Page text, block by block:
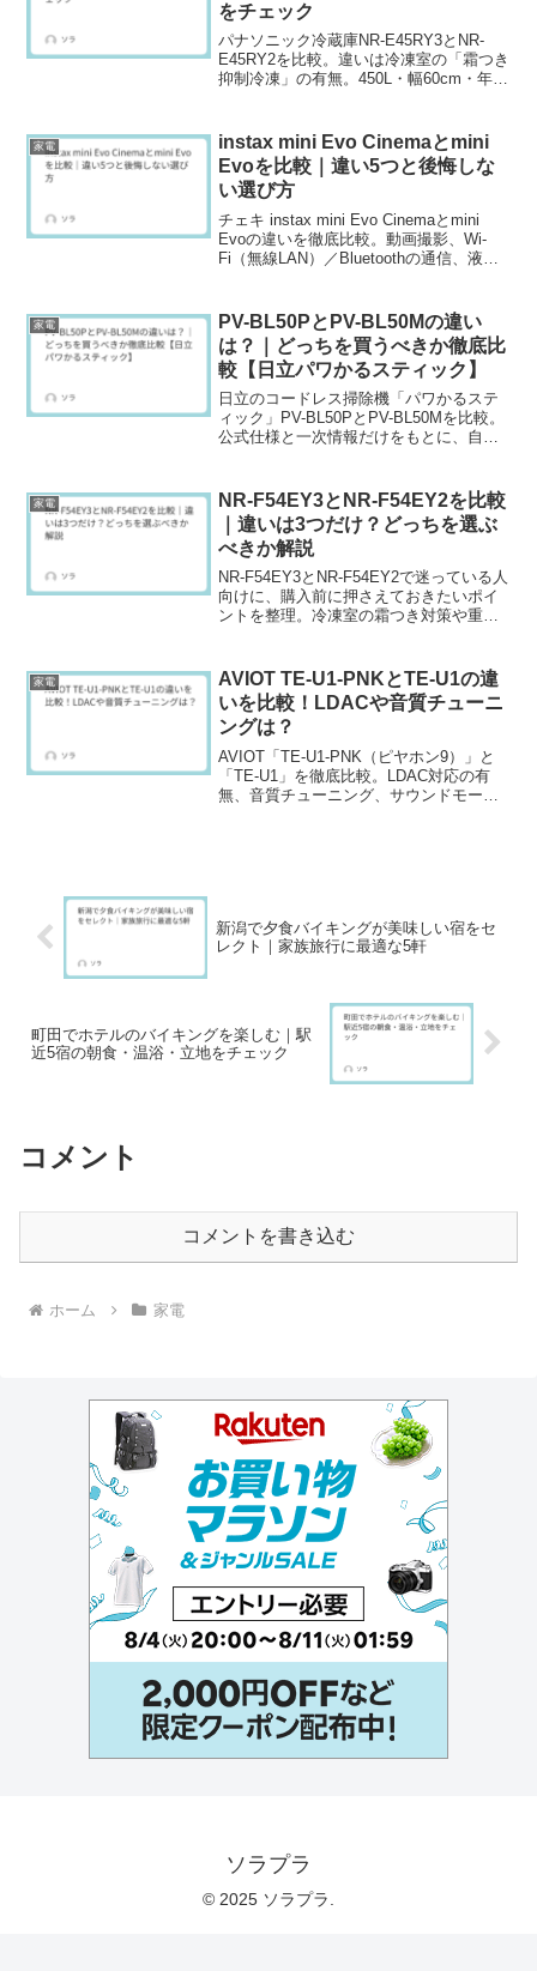
をチェック
パナソニック冷蔵庫NR-E45RY3とNR-
E45RY2を比較。違いは冷凍室の「霜つき
抑制冷凍」の有無。450L・幅60cm・年間
ター、左開き・カラーもまとめて、選び
方を解説
家電
instax mini Evo Cinemaとmini
Evoを比較｜違い5つと後悔しな
い選び方
チェキ instax mini Evo Cinemaとmini
Evoの違いを徹底比較。動画撮影、Wi-
Fi（無線LAN）／Bluetoothの通信、液晶
など用途別に、どっちがおすすめかと購
入前のチェックポイントを解説します。
家電
PV-BL50PとPV-BL50Mの違い
は？｜どっちを買うべきか徹底比
較【日立パワかるスティック】
日立のコードレス掃除機「パワかるステ
ィック」PV-BL50PとPV-BL50Mを比較。
公式仕様と一次情報だけをもとに、自動
ちがいいか」をわかりやすくまとめま
す。吸引力やARおそうじアプリの違いが
気になる方にも参考になる内容です。
家電
NR-F54EY3とNR-F54EY2を比較
｜違いは3つだけ？どっちを選ぶ
べきか解説
NR-F54EY3とNR-F54EY2で迷っている人
向けに、購入前に押さえておきたいポイ
ントを整理。冷凍室の霜つき対策や重
説します。
家電
AVIOT TE-U1-PNKとTE-U1の違
いを比較！LDACや音質チューニ
ングは？
AVIOT「TE-U1-PNK（ピヤホン9）」と
「TE-U1」を徹底比較。LDAC対応の有
無、音質チューニング、サウンドモード
新潟で夕食バイキングが美味しい宿をセ
レクト｜家族旅行に最適な5軒
町田でホテルのバイキングを楽しむ｜駅
近5宿の朝食・温浴・立地をチェック
コメント
コメントを書き込む
ホーム 家電
ソラプラ
© 2025 ソラプラ.